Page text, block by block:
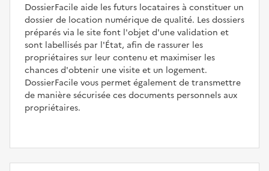
DossierFacile aide les futurs locataires à constituer un
dossier de location numérique de qualité. Les dossiers
préparés via le site font l'objet d'une validation et
sont labellisés par l'État, afin de rassurer les
propriétaires sur leur contenu et maximiser les
chances d'obtenir une visite et un logement.
DossierFacile vous permet également de transmettre
de manière sécurisée ces documents personnels aux
propriétaires.